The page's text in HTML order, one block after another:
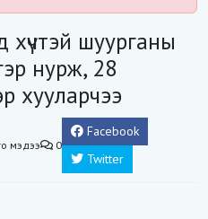
шуурганы
нурж, 28
хууларчээ
мэдээ 0
Facebook
Twitter